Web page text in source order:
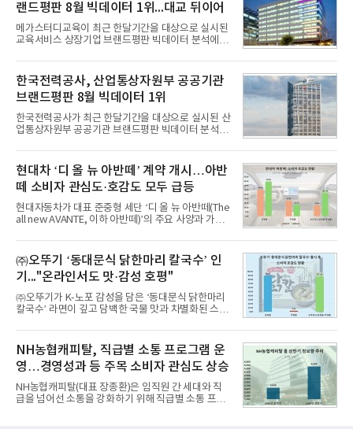
랜드평판 8월 빅데이터 1위...대교 뒤이어
메가스터디교육이 최근 한달기간을 대상으로 실시된
교육서비스 상장기업 브랜드평판 빅데이터 분석에서
일 한국기업평판연구소(소장 구창환)는 국내 교육서
비스 상장기업 브랜드를 대상으로 지난 7월 7일부터
8월 7일까지 수집된 소비자 빅데이터 10,074,233건
을 분석한 결과, 메가스터디교육이 브랜드평판지수
1,710,926을 기록하며 8월 1위에 올랐다고 밝혔다.
분석에 활용된 빅데이터는 지난 7월(9,491,206건) 대
비 6.14% 증가한 수치로, 교육서비스 상장기업 브랜
디교육, 대교, 디지
한국전력공사, 산업통상자원부 공공기관
브랜드평판 8월 빅데이터 1위
한국전력공사가 최근 한달기간을 대상으로 실시된 산
업통상자원부 공공기관 브랜드평판 빅데이터 분석에
이 순으로 뒤를 이었다.7일 한국기업평판연구소(소장
구창환)는 산업통상자원부 공공기관 41개 브랜드를
대상으로 지난 7월 7일부터 8월 7일까지 수집된 소비
자 빅데이터 91,102,549건을 분석한 결과, 한국전력
공사가 브랜드평판지수 10,670,633을 기록하며 8월
1위에 올랐다고 밝혔다. 분석에 활용된 빅데이터는 지
난 7월(88,893,823건) 대비 2.48% 증가한 수치다.연
수력원자력, 한국석
현대차 ‘디 올 뉴 아반떼’ 계약 개시…아반
떼 소비자 관심도·호감도 모두 급등
현대자동차가 대표 준중형 세단 ‘디 올 뉴 아반떼(The
all new AVANTE, 이하 아반떼)’의 주요 사양과 가격
떼는 6년 만에 선보이는 8세대 완전변경 모델로, ▲정
교한 선과 면을 중심으로 완성한 파격적인 디자인 ▲
과거 중형 세단 수준으로 확대된 차체 제원 ▲글로벌
최고 수준의 안전성 ▲성능과 효율을 동시에 높인 주
행 완성도 ▲첨단 편의 및 디지털 사양 적용 등을 통해
글로벌 준중형 세단의 새로운 기준을 세웠다.아반떼
는 가솔린 2.0과 1.6 하이브리드 두 가지 파워트레인
넘
㈜오뚜기 ‘동대문식 닭한마리 칼국수’ 인
기..."온라인서도 맛·감성 호평"
㈜오뚜기가 K-노포 감성을 담은 ‘동대문식 닭한마리
칼국수’ 라면이 깊고 담백한 국물 맛과 차별화된 스토
혔다.‘동대문식 닭한마리 칼국수’는 예상을 뛰어넘는
소비자 호응에 힘입어 지난 7월 13일 첫 선을 보인 지
단 18일 만에 누적 판매량 50만 개를 돌파하는 성과를
거두었다.이번 신제품은 개발진이 전국의 닭한마리
전문점을 직접 찾아 다니며 최적의 육수 비율을 완성
했다. 자극적이지 않으면서도 깊은 닭육수에 마늘의
개운한 풍미를 더했으며, 국물이 잘 배어들면서도 쫄
NH농협캐피탈, 직급별 소통 프로그램 운
영…경영성과 등 주목 소비자 관심도 상승
NH농협캐피탈(대표 장종환)은 임직원 간 세대와 직
급을 넘어선 소통을 강화하기 위해 직급별 소통 프로